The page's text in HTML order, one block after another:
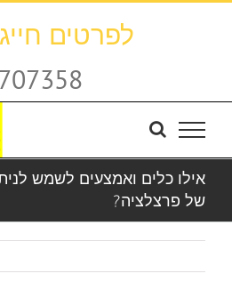
דלג
לפרטים
אילו כלים ואמצעים לשמש
של פרצלציה?